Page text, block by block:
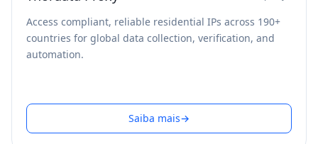
Access compliant, reliable residential IPs across 190+
countries for global data collection, verification, and
automation.
Saiba mais→